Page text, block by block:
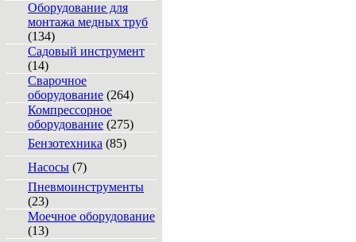
Оборудование для
монтажа медных труб
(134)
Садовый инструмент
(14)
Сварочное
оборудование (264)
Компрессорное
оборудование (275)
Бензотехника (85)
Насосы (7)
Пневмоинструменты
(23)
Моечное оборудование
(13)